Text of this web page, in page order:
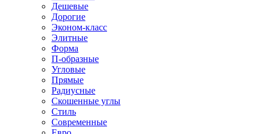
Дешевые
Дорогие
Эконом-класс
Элитные
Форма
П-образные
Угловые
Прямые
Радиусные
Скошенные углы
Стиль
Современные